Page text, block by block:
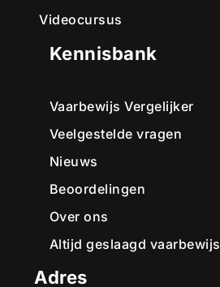
Videocursus
Kennisbank
Vaarbewijs Vergelijker
Veelgestelde vragen
Nieuws
Beoordelingen
Over ons
Altijd geslaagd vaarbewijs
Adres